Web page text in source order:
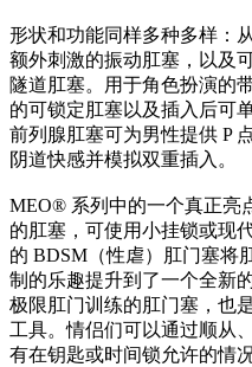
形状和功能同样多种多样：
额外刺激的振动肛塞，以及
隧道肛塞。用于角色扮演的
的可锁定肛塞以及插入后可
前列腺肛塞可为男性提供 P
阴道快感并模拟双重插入。
MEO® 系列中的一个真正亮
的肛塞，可使用小挂锁或现
的 BDSM（性虐）肛门塞将
制的乐趣提升到了一个全新
极限肛门训练的肛门塞，也
工具。情侣们可以通过顺从
有在钥匙或时间锁允许的情